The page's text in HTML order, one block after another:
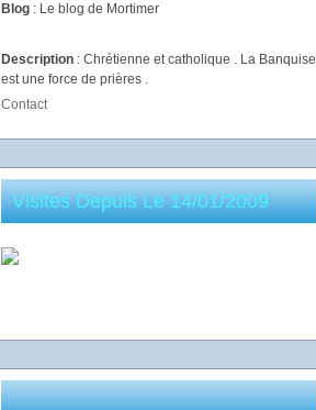
Blog : Le blog de Mortimer
Description : Chrétienne et catholique . La Banquise
est une force de prières .
Contact
Visites Depuis Le 14/01/2009